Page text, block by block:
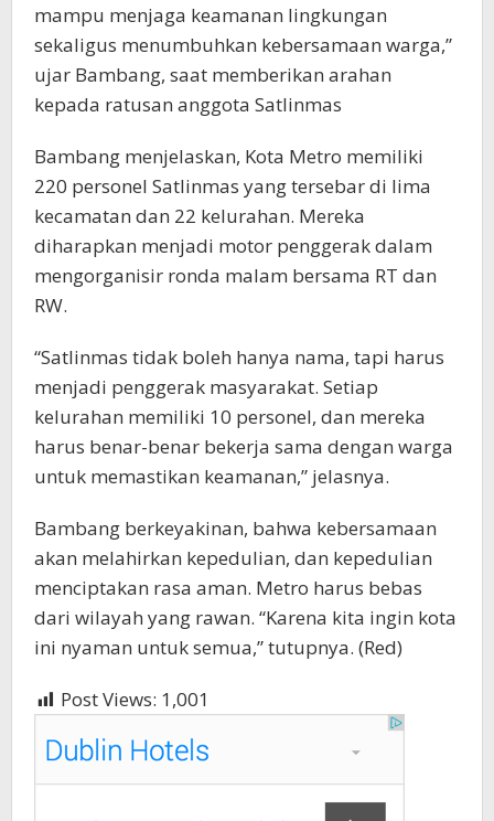
mampu menjaga keamanan lingkungan
sekaligus menumbuhkan kebersamaan warga,”
ujar Bambang, saat memberikan arahan
kepada ratusan anggota Satlinmas
Bambang menjelaskan, Kota Metro memiliki
220 personel Satlinmas yang tersebar di lima
kecamatan dan 22 kelurahan. Mereka
diharapkan menjadi motor penggerak dalam
mengorganisir ronda malam bersama RT dan
RW.
“Satlinmas tidak boleh hanya nama, tapi harus
menjadi penggerak masyarakat. Setiap
kelurahan memiliki 10 personel, dan mereka
harus benar-benar bekerja sama dengan warga
untuk memastikan keamanan,” jelasnya.
Bambang berkeyakinan, bahwa kebersamaan
akan melahirkan kepedulian, dan kepedulian
menciptakan rasa aman. Metro harus bebas
dari wilayah yang rawan. “Karena kita ingin kota
ini nyaman untuk semua,” tutupnya. (Red)
Post Views: 1,001